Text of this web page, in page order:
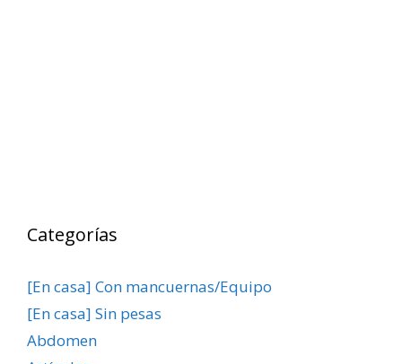
Categorías
[En casa] Con mancuernas/Equipo
[En casa] Sin pesas
Abdomen